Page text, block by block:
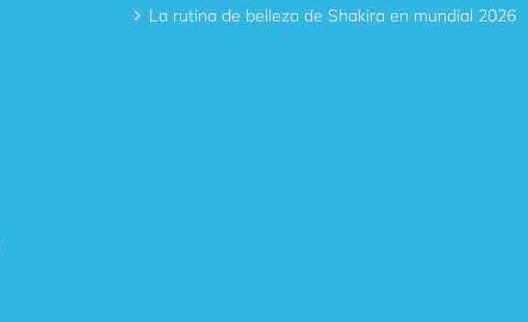
La rutina de belleza de Shakira en mundial 2026